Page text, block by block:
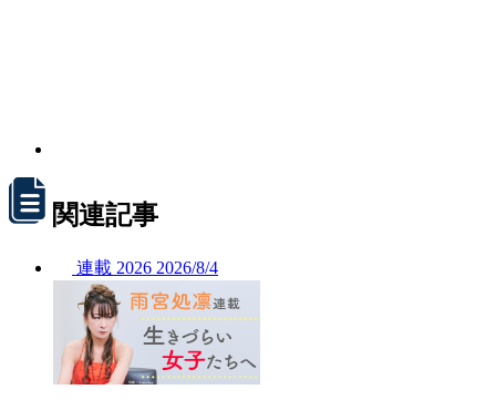
関連記事
連載 2026 2026/8/4